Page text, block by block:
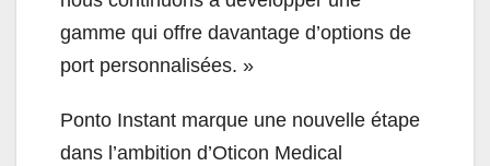
gamme qui offre davantage d’options de
port personnalisées. »
Ponto Instant marque une nouvelle étape
dans l’ambition d’Oticon Medical